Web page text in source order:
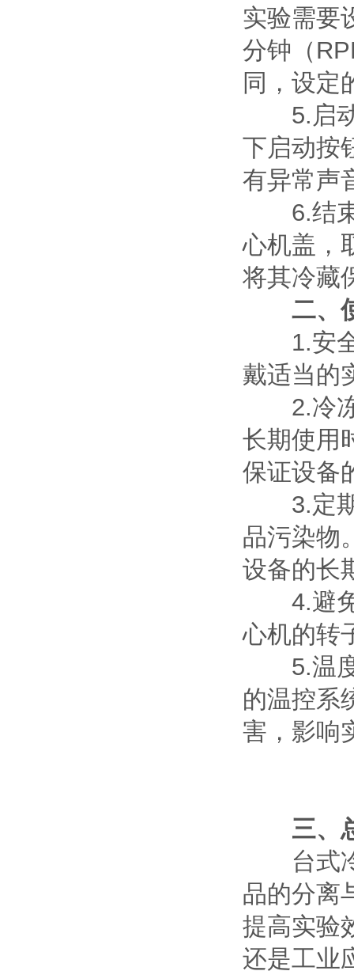
实验需要
分钟（
同，设定
5.启动
下启动按
有异常声
6.结束
心机盖，
将其冷藏
二、
1.安全
戴适当的
2.冷冻
长期使用
保证设备
3.定期
品污染物
设备的长
4.避免
心机的转
5.温度
的温控系
害，影响
三、
台式冷
品的分离
提高实验
还是工业